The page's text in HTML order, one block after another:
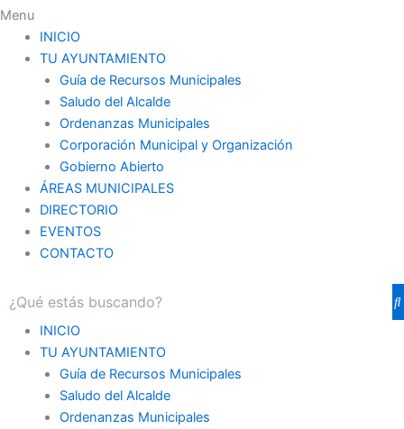
Menu
INICIO
TU AYUNTAMIENTO
Guía de Recursos Municipales
Saludo del Alcalde
Ordenanzas Municipales
Corporación Municipal y Organización
Gobierno Abierto
ÁREAS MUNICIPALES
DIRECTORIO
EVENTOS
CONTACTO
INICIO
TU AYUNTAMIENTO
Guía de Recursos Municipales
Saludo del Alcalde
Ordenanzas Municipales